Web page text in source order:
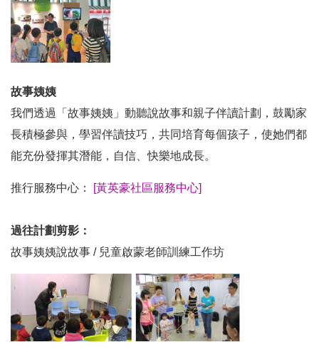
故事姨姨
我們透過「故事姨姨」動聽說故事和親子伴讀計劃，鼓勵家
長積極參與，學習伴讀技巧，共同培育每個孩子，使她們都
能充份發揮其潛能，自信、快樂地成長。
推行服務中心： [黃英豪社區服務中心]
過往計劃剪影：
故事姨姨說故事 / 兒童啟蒙老師訓練工作坊